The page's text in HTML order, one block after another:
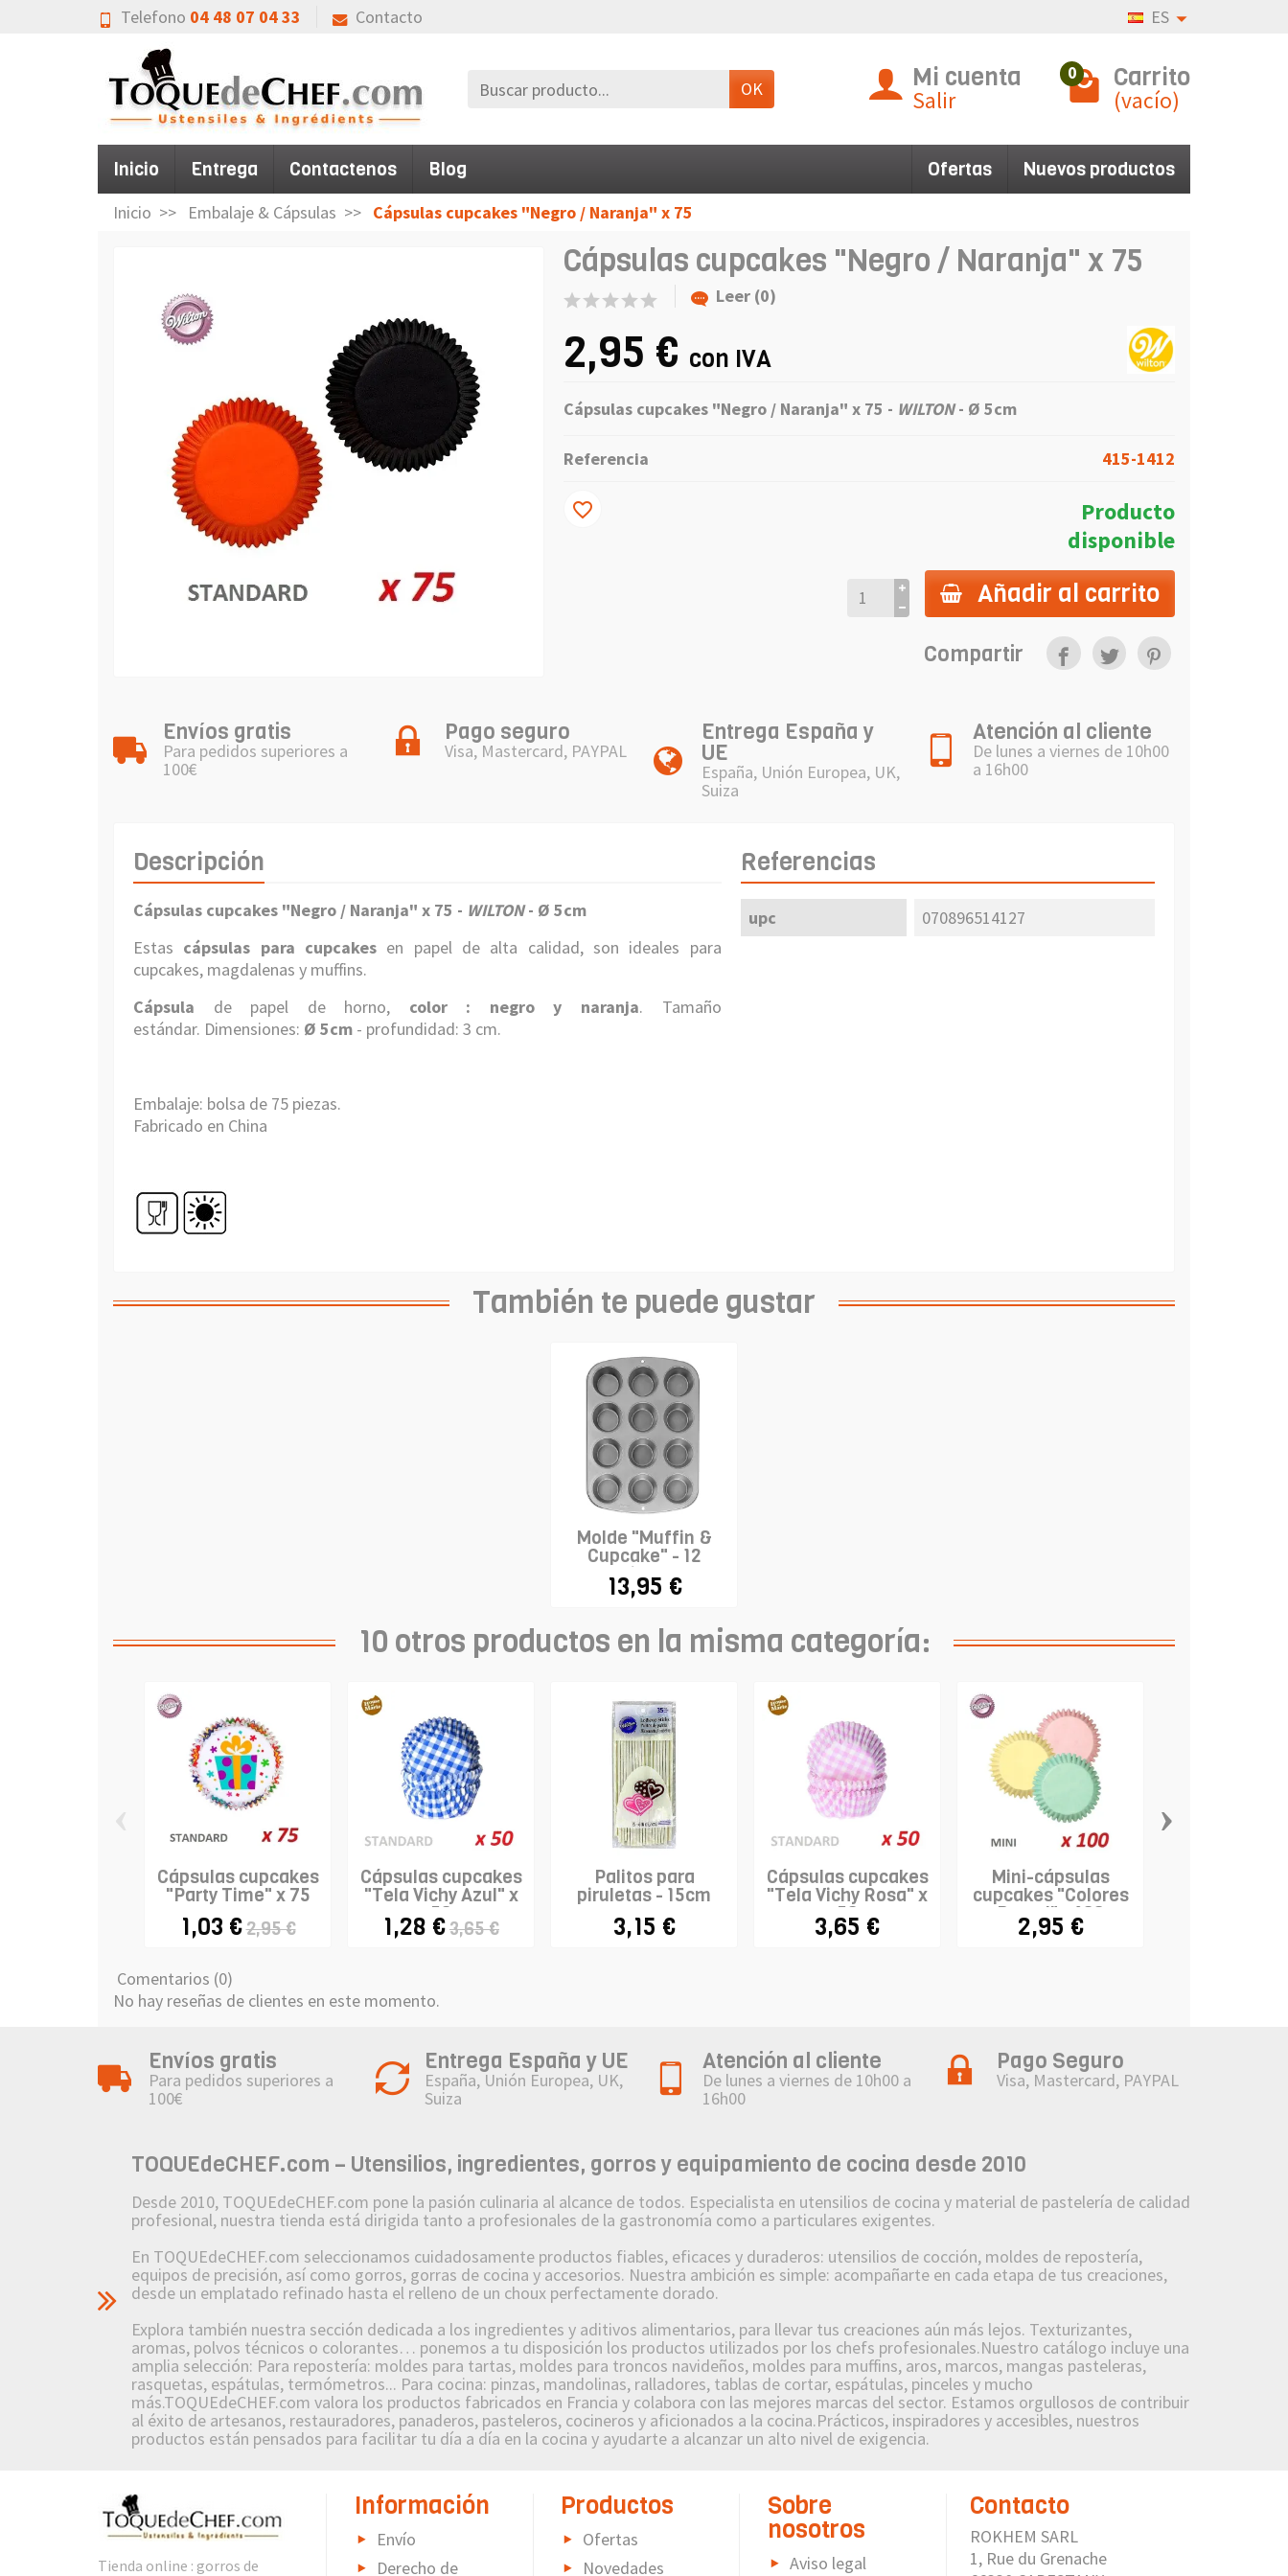
Telefono 04 48 07 04 33 Contacto ES
OK Mi cuenta
Salir
0 Carrito
(vacío)
Inicio Entrega Contactenos Blog Ofertas Nuevos productos
Inicio Embalaje & Cápsulas Cápsulas cupcakes "Negro / Naranja" x 75
Cápsulas cupcakes "Negro / Naranja" x 75
Leer (0)
2,95 € con IVA
Cápsulas cupcakes "Negro / Naranja" x 75 - WILTON- Ø 5cm
Referencia 415-1412
Producto
disponible
Añadir al carrito
favorite_border
Compartir
Envíos gratis
Para pedidos superiores a
100€
Pago seguro
Visa, Mastercard, PAYPAL
Entrega España y
UE
España, Unión Europea, UK,
Suiza
Atención al cliente
De lunes a viernes de 10h00
a 16h00
Descripción
Cápsulas cupcakes "Negro / Naranja" x 75 - WILTON- Ø 5cm
Estas cápsulas para cupcakes en papel de alta calidad, son ideales para
cupcakes, magdalenas y muffins.
Cápsula de papel de horno, color : negro y naranja. Tamaño
estándar. Dimensiones: Ø 5cm - profundidad: 3 cm.
Embalaje: bolsa de 75 piezas.
Fabricado en China
Referencias
upc 070896514127
También te puede gustar
Molde "Muffin &
Cupcake" - 12
cavidades
13,95 €
10 otros productos en la misma categoría:
Cápsulas cupcakes
"Party Time" x 75
1,03 €2,95 €
Cápsulas cupcakes
"Tela Vichy Azul" x
50
1,28 €3,65 €
Palitos para
piruletas - 15cm
3,15 €
Cápsulas cupcakes
"Tela Vichy Rosa" x
50
3,65 €
Mini-cápsulas
cupcakes "Colores
Pastel" x 100
2,95 €
›
Comentarios (0)
No hay reseñas de clientes en este momento.
Envíos gratis
Para pedidos superiores a
100€
Entrega España y UE
España, Unión Europea, UK,
Suiza
Atención al cliente
De lunes a viernes de 10h00 a
16h00
Pago Seguro
Visa, Mastercard, PAYPAL
TOQUEdeCHEF.com – Utensilios, ingredientes, gorros y equipamiento de cocina desde 2010
Desde 2010, TOQUEdeCHEF.com pone la pasión culinaria al alcance de todos. Especialista en utensilios de cocina y material de pastelería de calidad
profesional, nuestra tienda está dirigida tanto a profesionales de la gastronomía como a particulares exigentes.
En TOQUEdeCHEF.com seleccionamos cuidadosamente productos fiables, eficaces y duraderos: utensilios de cocción, moldes de repostería,
equipos de precisión, así como gorros, gorras de cocina y accesorios. Nuestra ambición es simple: acompañarte en cada etapa de tus creaciones,
desde un emplatado refinado hasta el relleno de un choux perfectamente dorado.
Explora también nuestra sección dedicada a los ingredientes y aditivos alimentarios, para llevar tus creaciones aún más lejos. Texturizantes,
aromas, polvos técnicos o colorantes… ponemos a tu disposición los productos utilizados por los chefs profesionales.Nuestro catálogo incluye una
amplia selección: Para repostería: moldes para tartas, moldes para troncos navideños, moldes para muffins, aros, marcos, mangas pasteleras,
rasquetas, espátulas, termómetros... Para cocina: pinzas, mandolinas, ralladores, tablas de cortar, espátulas, pinceles y mucho
más.TOQUEdeCHEF.com valora los productos fabricados en Francia y colabora con las mejores marcas del sector. Estamos orgullosos de contribuir
al éxito de artesanos, restauradores, panaderos, pasteleros, cocineros y aficionados a la cocina.Prácticos, inspiradores y accesibles, nuestros
productos están pensados para facilitar tu día a día en la cocina y ayudarte a alcanzar un alto nivel de exigencia.
Tienda online : gorros de
Información
Envío
Derecho de
Productos
Ofertas
Novedades
Sobre
nosotros
Aviso legal
Contacto
ROKHEM SARL
1, Rue du Grenache